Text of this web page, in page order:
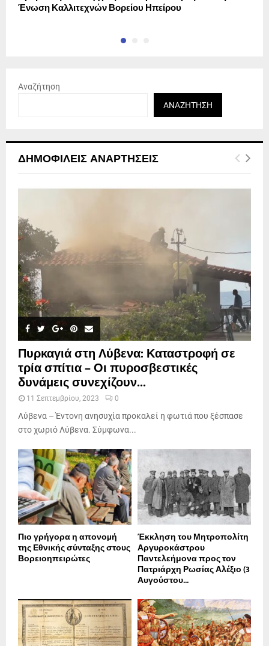
Ένωση Καλλιτεχνών Βορείου Ηπείρου
Αναζήτηση
ΑΝΑΖΉΤΗΣΗ
ΔΗΜΟΦΙΛΕΊΣ ΑΝΑΡΤΉΣΕΙΣ
Πυρκαγιά στη Λύβενα: Καταστροφή σε
τρία σπίτια – Οι πυροσβεστικές
δυνάμεις συνεχίζουν...
11 Σεπτεμβρίου, 2023 0
Λύβενα – Έντονη ανησυχία προκαλεί η φωτιά που ξέσπασε
στο χωριό Λύβενα. Σύμφωνα...
Πιο γρήγορα η απονοµή
της Εθνικής σύνταξης στους
Βορειοηπειρώτες
Έκκληση του Μητροπολίτη
Αργυροκάστρου
Παντελεήμονα προς τον
Πατριάρχη Ρωσίας Αλέξιο (3
Αυγούστου...